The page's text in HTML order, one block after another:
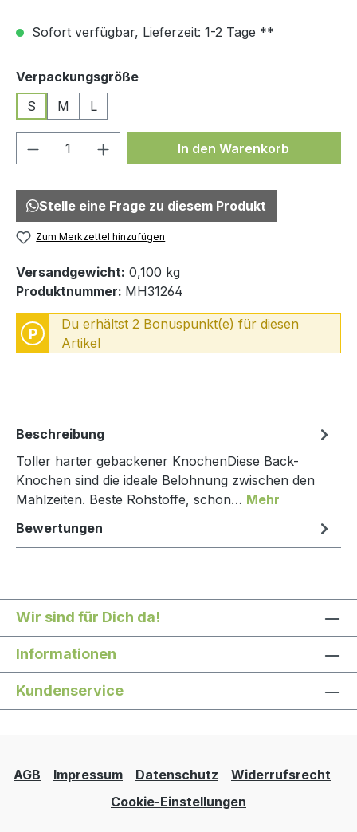
Sofort verfügbar, Lieferzeit: 1-2 Tage **
Verpackungsgrößeauswählen
S
M L
Produkt Anzahl: Gib denIn den Warenkorb
Stelle eine Frage zu diesem Produkt
Zum Merkzettel hinzufügen
Versandgewicht: 0,100 kg
Produktnummer: MH31264
P
Du erhältst 2 Bonuspunkt(e) für diesen
Artikel
Beschreibung
Toller harter gebackener KnochenDiese Back-
Knochen sind die ideale Belohnung zwischen den
Mahlzeiten. Beste Rohstoffe, schon… Mehr
Bewertungen
Wir sind für Dich da!
Informationen
Kundenservice
AGB Impressum Datenschutz
Widerrufsrecht
Cookie-Einstellungen